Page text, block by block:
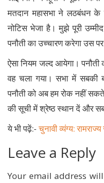
मतदान महासभा ने लठबंधन के
नोटिस भेजा है। मुझे पूरी
पनौती का उच्चारण करेगा उस
ऐसा नियम जल्द आयेगा। पनौती
वह चला गया। सभा में सबकी
पनौती को अब हम रोक नहीं
की सूची में श्रेष्ठ स्थान दें और
ये भी पढ़ें:-चुनावी व्यंग्य:
Leave a Reply
Your email address